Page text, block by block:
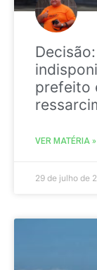
prefeito
VER MATÉRIA »
29 de julho de